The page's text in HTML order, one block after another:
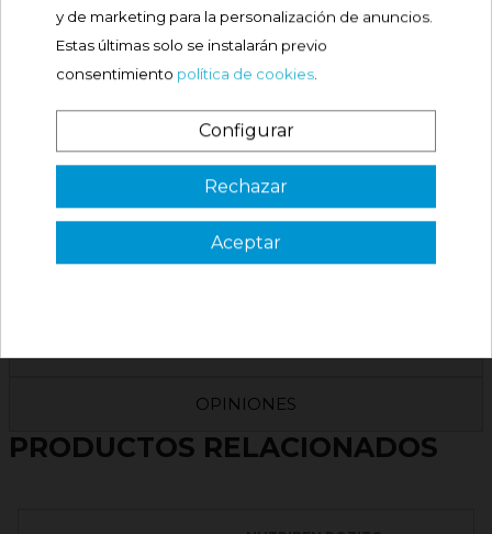
Palma Y Aceite De
Girasol Lactosa
Galactooligosacáridos
Cálcico Citrato
Potásico Carbonato
UTILIZACIÓN
OPINIONES
PRODUCTOS RELACIONADOS
¿Es tu primera vez? ¡SORPRESA!
VER CÓDIGO
3 €
y de marketing para la personalización de anuncios.
Estas últimas solo se instalarán previo
consentimiento política de cookies
Configurar
Rechazar
Aceptar